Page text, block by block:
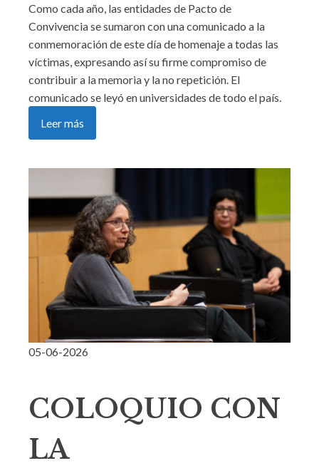
Como cada año, las entidades de Pacto de
Convivencia se sumaron con una comunicado a la
conmemoración de este día de homenaje a todas las
víctimas, expresando así su firme compromiso de
contribuir a la memoria y la no repetición. El
comunicado se leyó en universidades de todo el país.
Leer más
05-06-2026
COLOQUIO CON
LA